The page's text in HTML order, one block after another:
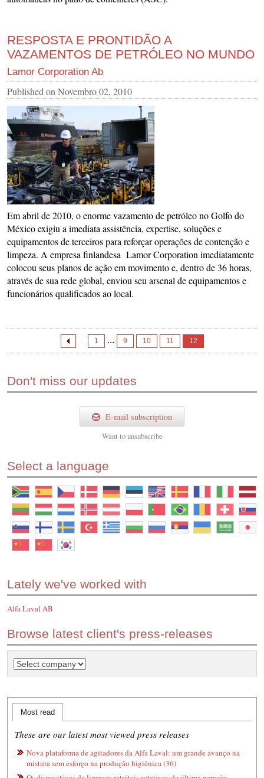
RESPOSTA E PRONTIDÃO A
VAZAMENTOS DE PETRÓLEO NO MUNDO
Lamor Corporation Ab
Published on Novembro 02, 2010
Em abril de 2010, o enorme vazamento de petróleo no Golfo do
México exigiu a imediata assistência, expertise, soluções e
equipamentos de terceiros para reforçar operações de contenção e
limpeza. A empresa finlandesa Lamor Corporation imediatamente
colocou seus planos de ação em movimento e, dentro de 36 horas,
através de sua rede global, enviou seu arsenal de equipamentos e
funcionários qualificados ao local.
1 ... 9 10 11 12
Don't miss our updates
E-mail subscription
Want tounsubscribe
Select a language
Lately we've worked with
Alfa Laval AB
Browse latest client's press-releases
Most read
These are our latest most viewed press releases
Nova plataforma de agitadores da Alfa Laval: um grande avanço na
mistura sem esforço na produção higiênica (36)